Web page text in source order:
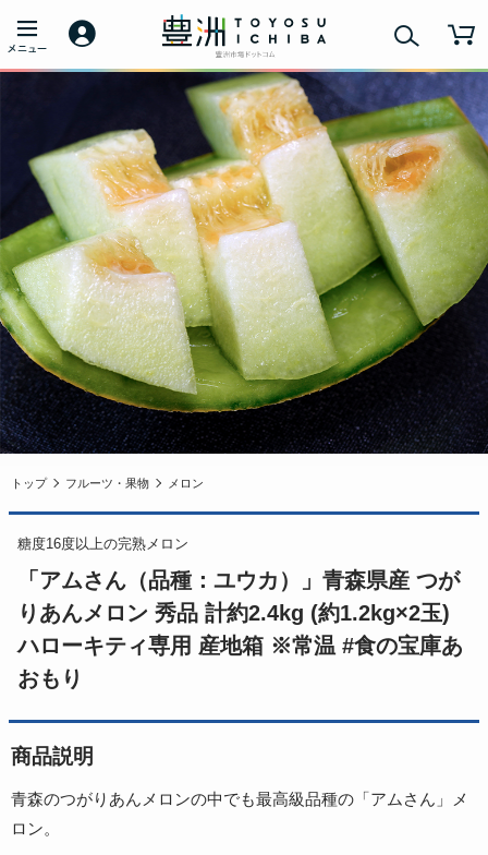
トップ フルーツ・果物 メロン
糖度16度以上の完熟メロン
「アムさん（品種：ユウカ）」青森県産 つが
りあんメロン 秀品 計約2.4kg (約1.2kg×2玉)
ハローキティ専用 産地箱 ※常温 #食の宝庫あ
おもり
商品説明
青森のつがりあんメロンの中でも最高級品種の「アムさん」メ
ロン。